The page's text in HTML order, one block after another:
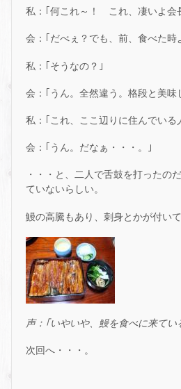
私：｢何これ～！ これ、凄いよ会
会：｢だべぇ？でも、前、食べた時
私：｢そうなの？｣
会：｢うん。全然違う。格段と美味
私：｢これ、ここ辺りに住んでいる
会：｢うん。だなぁ・・・。｣
・・・と、二人で舌鼓を打ったの
ていないらしい。
鰻の高騰もあり、刺身とかが付い
声：｢いやいや、鰻を食べに来て
次回へ・・・。